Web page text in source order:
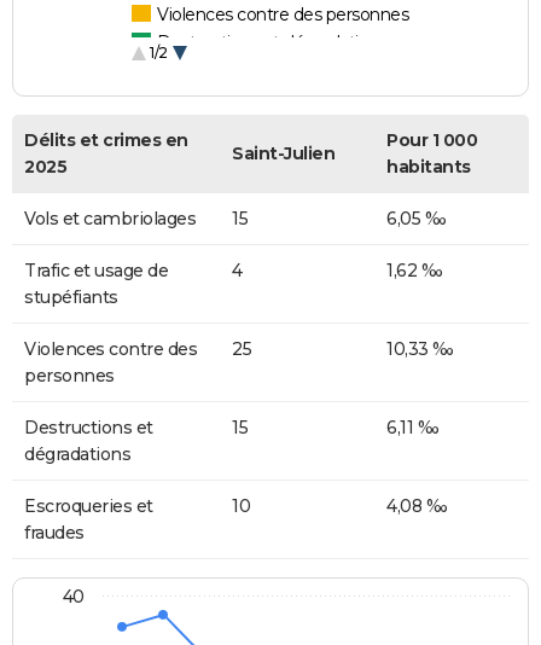
Violences contre des personnes
Destructions et dégradations
1/2
Délits et crimes en
2025
Saint-Julien
Pour 1 000
habitants
Vols et cambriolages 15 6,05 ‰
Trafic et usage de
stupéfiants
4 1,62 ‰
Violences contre des
personnes
25 10,33 ‰
Destructions et
dégradations
15 6,11 ‰
Escroqueries et
fraudes
10 4,08 ‰
40